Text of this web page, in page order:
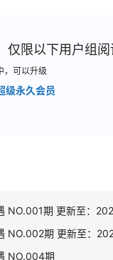
仅限以下用户组阅
，可以升级
级永久会员
NO.001期 更新至：
NO.002期 更新至：
NO.004期